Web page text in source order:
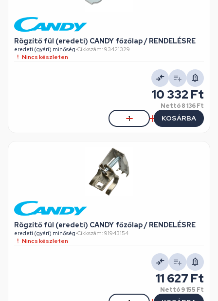
Rögzítő fül (eredeti) CANDY főzőlap / RENDELÉSRE
eredeti (gyári) minőség•Cikkszám: 93421329
Nincs készleten
10 332 Ft
Nettó8 136 Ft
KOSÁRBA
Rögzítő fül (eredeti) CANDY főzőlap / RENDELÉSRE
eredeti (gyári) minőség•Cikkszám: 91943154
Nincs készleten
11 627 Ft
Nettó9 155 Ft